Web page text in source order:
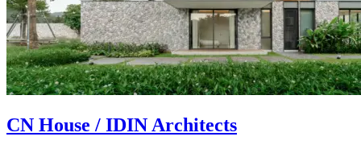
CN House / IDIN Architects